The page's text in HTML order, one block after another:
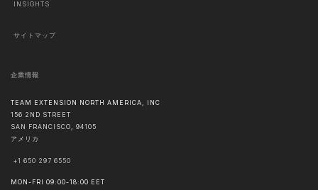
INSIGHTS
サイトマップ
企業情報
TEAM EXTENSION NORTH AMERICA, INC
156 2ND STREET
SAN FRANCISCO, 94105
アメリカ
+1 650 297 6550
MON-FRI 09:00-18:00 EET